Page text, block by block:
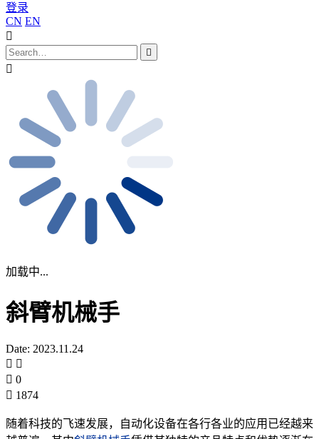
登录
CN EN
加载中...
斜臂机械手
Date: 2023.11.24
0
1874
随着科技的飞速发展，自动化设备在各行各业的应用已经越来